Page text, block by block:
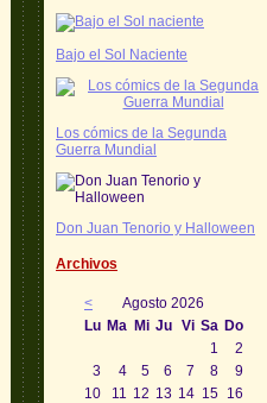
Bajo el Sol Naciente
Los cómics de la Segunda
Guerra Mundial
Don Juan Tenorio y Halloween
Archivos
<
Agosto 2026
Lu Ma Mi Ju Vi Sa Do
1
2
3
4 5 6 7 8
9
10
11 12 13 14 15 16